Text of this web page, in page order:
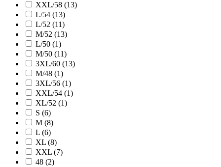
XXL/58 (13)
L/54 (13)
L/52 (11)
M/52 (13)
L/50 (1)
M/50 (11)
3XL/60 (13)
M/48 (1)
3XL/56 (1)
XXL/54 (1)
XL/52 (1)
S (6)
M (8)
L (6)
XL (8)
XXL (7)
48 (2)